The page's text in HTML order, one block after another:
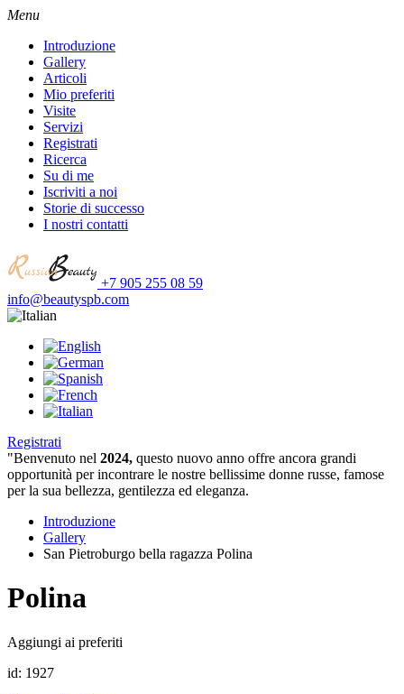
Menu
Introduzione
Gallery
Articoli
Mio preferiti
Visite
Servizi
Registrati
Ricerca
Su di me
Iscriviti a noi
Storie di successo
I nostri contatti
+7 905 255 08 59
info@beautyspb.com
Registrati
"Benvenuto nel 2024, questo nuovo anno offre ancora grandi
opportunità per incontrare le nostre bellissime donne russe, famose
per la sua bellezza, gentilezza ed eleganza.
Introduzione
Gallery
San Pietroburgo bella ragazza Polina
Polina
Aggiungi ai preferiti
id: 1927